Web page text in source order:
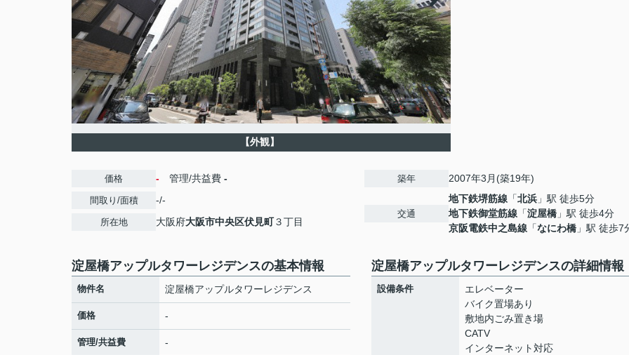
【外観】
価格 - 管理/共益費 -
間取り/面積 -/-
所在地 大阪府大阪市中央区伏見町３丁目
築年 2007年3月(築19年)
交通
地下鉄堺筋線 「北浜 」駅 徒歩5分
地下鉄御堂筋線 「淀屋橋 」駅 徒歩4分
京阪電鉄中之島線 「なにわ橋 」駅 徒歩7
淀屋橋アップルタワーレジデンスの基本情報
物件名 淀屋橋アップルタワーレジデンス
価格 -
管理/共益費 -
淀屋橋アップルタワーレジデンスの詳細情報
設備条件
エレベーター
バイク置場あり
敷地内ごみ置き場
CATV
インターネット対応